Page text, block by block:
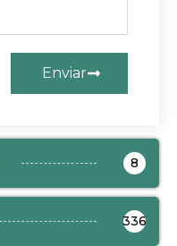
Enviar
8
336